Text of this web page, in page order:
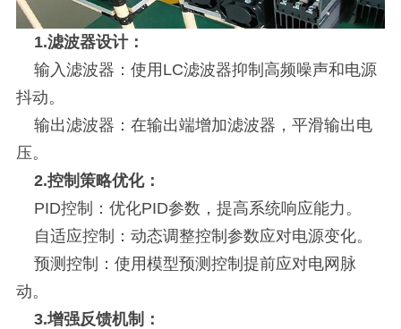
1.滤波器设计：
输入滤波器：使用LC滤波器抑制高频噪声和电源
抖动。
输出滤波器：在输出端增加滤波器，平滑输出电
压。
2.控制策略优化：
PID控制：优化PID参数，提高系统响应能力。
自适应控制：动态调整控制参数应对电源变化。
预测控制：使用模型预测控制提前应对电网脉
动。
3.增强反馈机制：